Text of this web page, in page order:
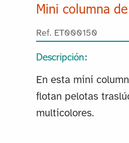
Mini columna
Ref. ET000150
Descripción:
En esta mini
flotan pelotas
multicolores.